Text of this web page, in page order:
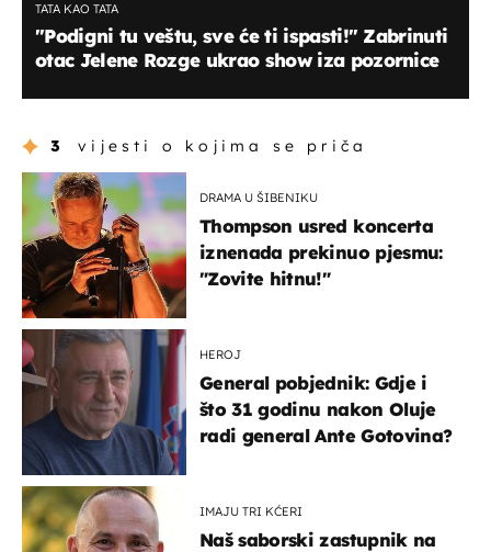
TATA KAO TATA
"Podigni tu veštu, sve će ti ispasti!" Zabrinuti
otac Jelene Rozge ukrao show iza pozornice
3 vijesti o kojima se priča
DRAMA U ŠIBENIKU
Thompson usred koncerta
iznenada prekinuo pjesmu:
"Zovite hitnu!"
HEROJ
General pobjednik: Gdje i
što 31 godinu nakon Oluje
radi general Ante Gotovina?
IMAJU TRI KĆERI
Naš saborski zastupnik na